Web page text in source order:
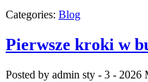
Categories: Blog
Pierwsze kroki w
Posted by admin sty - 3 - 2026